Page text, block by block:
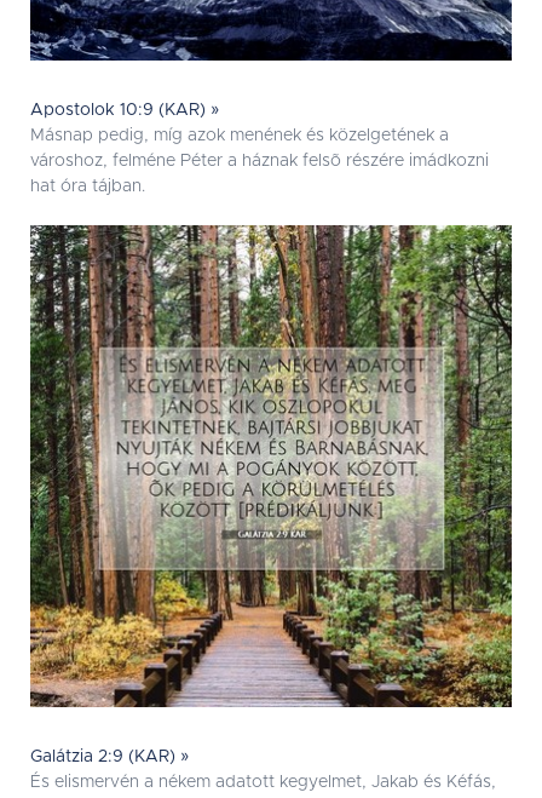
Apostolok 10:9 (KAR) »
Másnap pedig, míg azok menének és közelgetének a
városhoz, felméne Péter a háznak felsõ részére imádkozni
hat óra tájban.
Galátzia 2:9 (KAR) »
És elismervén a nékem adatott kegyelmet, Jakab és Kéfás,